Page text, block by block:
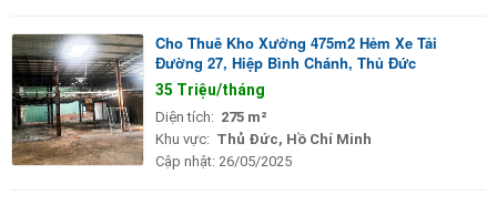
Cho Thuê Kho Xưởng 475m2 Hẻm Xe Tải
Đường 27, Hiệp Bình Chánh, Thủ Đức
35 Triệu/tháng
Diện tích: 275 m²
Khu vực: Thủ Đức, Hồ Chí Minh
Cập nhật: 26/05/2025